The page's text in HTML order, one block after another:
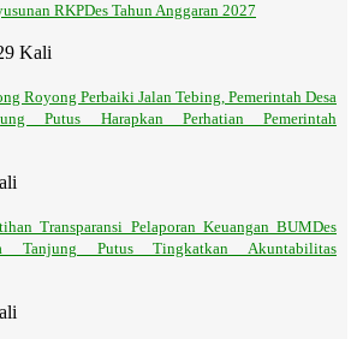
2023 16:56:03
selengkapnya
RKPDes Tahun Anggaran 2027
Kali
Royong Perbaiki Jalan Tebing, Pemerintah Desa
Putus Harapkan Perhatian Pemerintah
Transparansi Pelaporan Keuangan BUMDes
Tanjung Putus Tingkatkan Akuntabilitas